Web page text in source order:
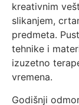
kreativnim
slikanjem,
predmeta.
tehnike i
izuzetno
vremena.
Godišnji